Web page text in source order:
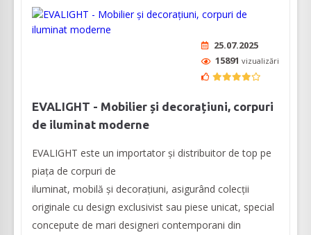
25.07.2025
15891 vizualizări
EVALIGHT - Mobilier și decorațiuni, corpuri
de iluminat moderne
EVALIGHT este un importator și distribuitor de top pe
piața de corpuri de
iluminat, mobilă și decorațiuni, asigurând colecții
originale cu design exclusivist sau piese unicat, special
concepute de mari designeri contemporani din